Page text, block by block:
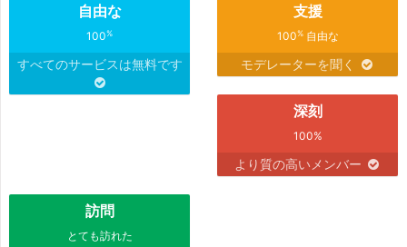
自由な
100%
すべてのサービスは無料です
支援
100%自由な
モデレーターを聞く
深刻
100%
より質の高いメンバー
訪問
とても訪れた